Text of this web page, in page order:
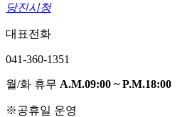
당진시청
대표전화
041-360-1351
월/화 휴무 A.M.09:00 ~ P.M.18:00
※공휴일 운영